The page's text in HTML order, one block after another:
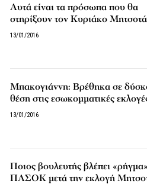
Αυτά είναι τα πρόσωπα που θα
στηρίξουν τον Κυριάκο
13/01/2016
Μπακογιάννη: Βρέθηκα σε
θέση στις εσωκομματικές
13/01/2016
Ποιος βουλευτής βλέπει
ΠΑΣΟΚ μετά την εκλογή